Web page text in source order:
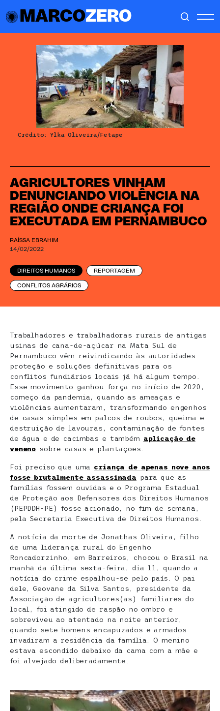
MARCOZERO
AGRICULTORES VINHAM
DENUNCIANDO VIOLÊNCIA NA
REGIÃO ONDE CRIANÇA FOI
EXECUTADA EM PERNAMBUCO
RAÍSSA EBRAHIM
14/02/2022
DIREITOS HUMANOS REPORTAGEM
CONFLITOS AGRÁRIOS
Crédito: Ylka Oliveira/Fetape
Trabalhadores e trabalhadoras rurais de antigas
usinas de cana-de-açúcar na Mata Sul de
Pernambuco vêm reivindicando às autoridades
proteção e soluções definitivas para os
conflitos fundiários locais já há algum tempo.
Esse movimento ganhou força no início de 2020,
começo da pandemia, quando as ameaças e
violências aumentaram, transformando engenhos
de casas simples em palcos de roubos, queima e
destruição de lavouras, contaminação de fontes
de água e de cacimbas e também aplicação de
veneno sobre casas e plantações.
Foi preciso que uma criança de apenas nove anos
fosse brutalmente assassinada para que as
famílias fossem ouvidas e o Programa Estadual
de Proteção aos Defensores dos Direitos Humanos
(PEPDDH-PE) fosse acionado, no fim de semana,
pela Secretaria Executiva de Direitos Humanos.
A notícia da morte de Jonathas Oliveira, filho
de uma liderança rural do Engenho
Roncadorzinho, em Barreiros, chocou o Brasil na
manhã da última sexta-feira, dia 11, quando a
notícia do crime espalhou-se pelo país. O pai
dele, Geovane da Silva Santos, presidente da
Associação de agricultores(as) familiares do
local, foi atingido de raspão no ombro e
sobreviveu ao atentado na noite anterior,
quando sete homens encapuzados e armados
invadiram a residência da família. O menino
estava escondido debaixo da cama com a mãe e
foi alvejado deliberadamente.